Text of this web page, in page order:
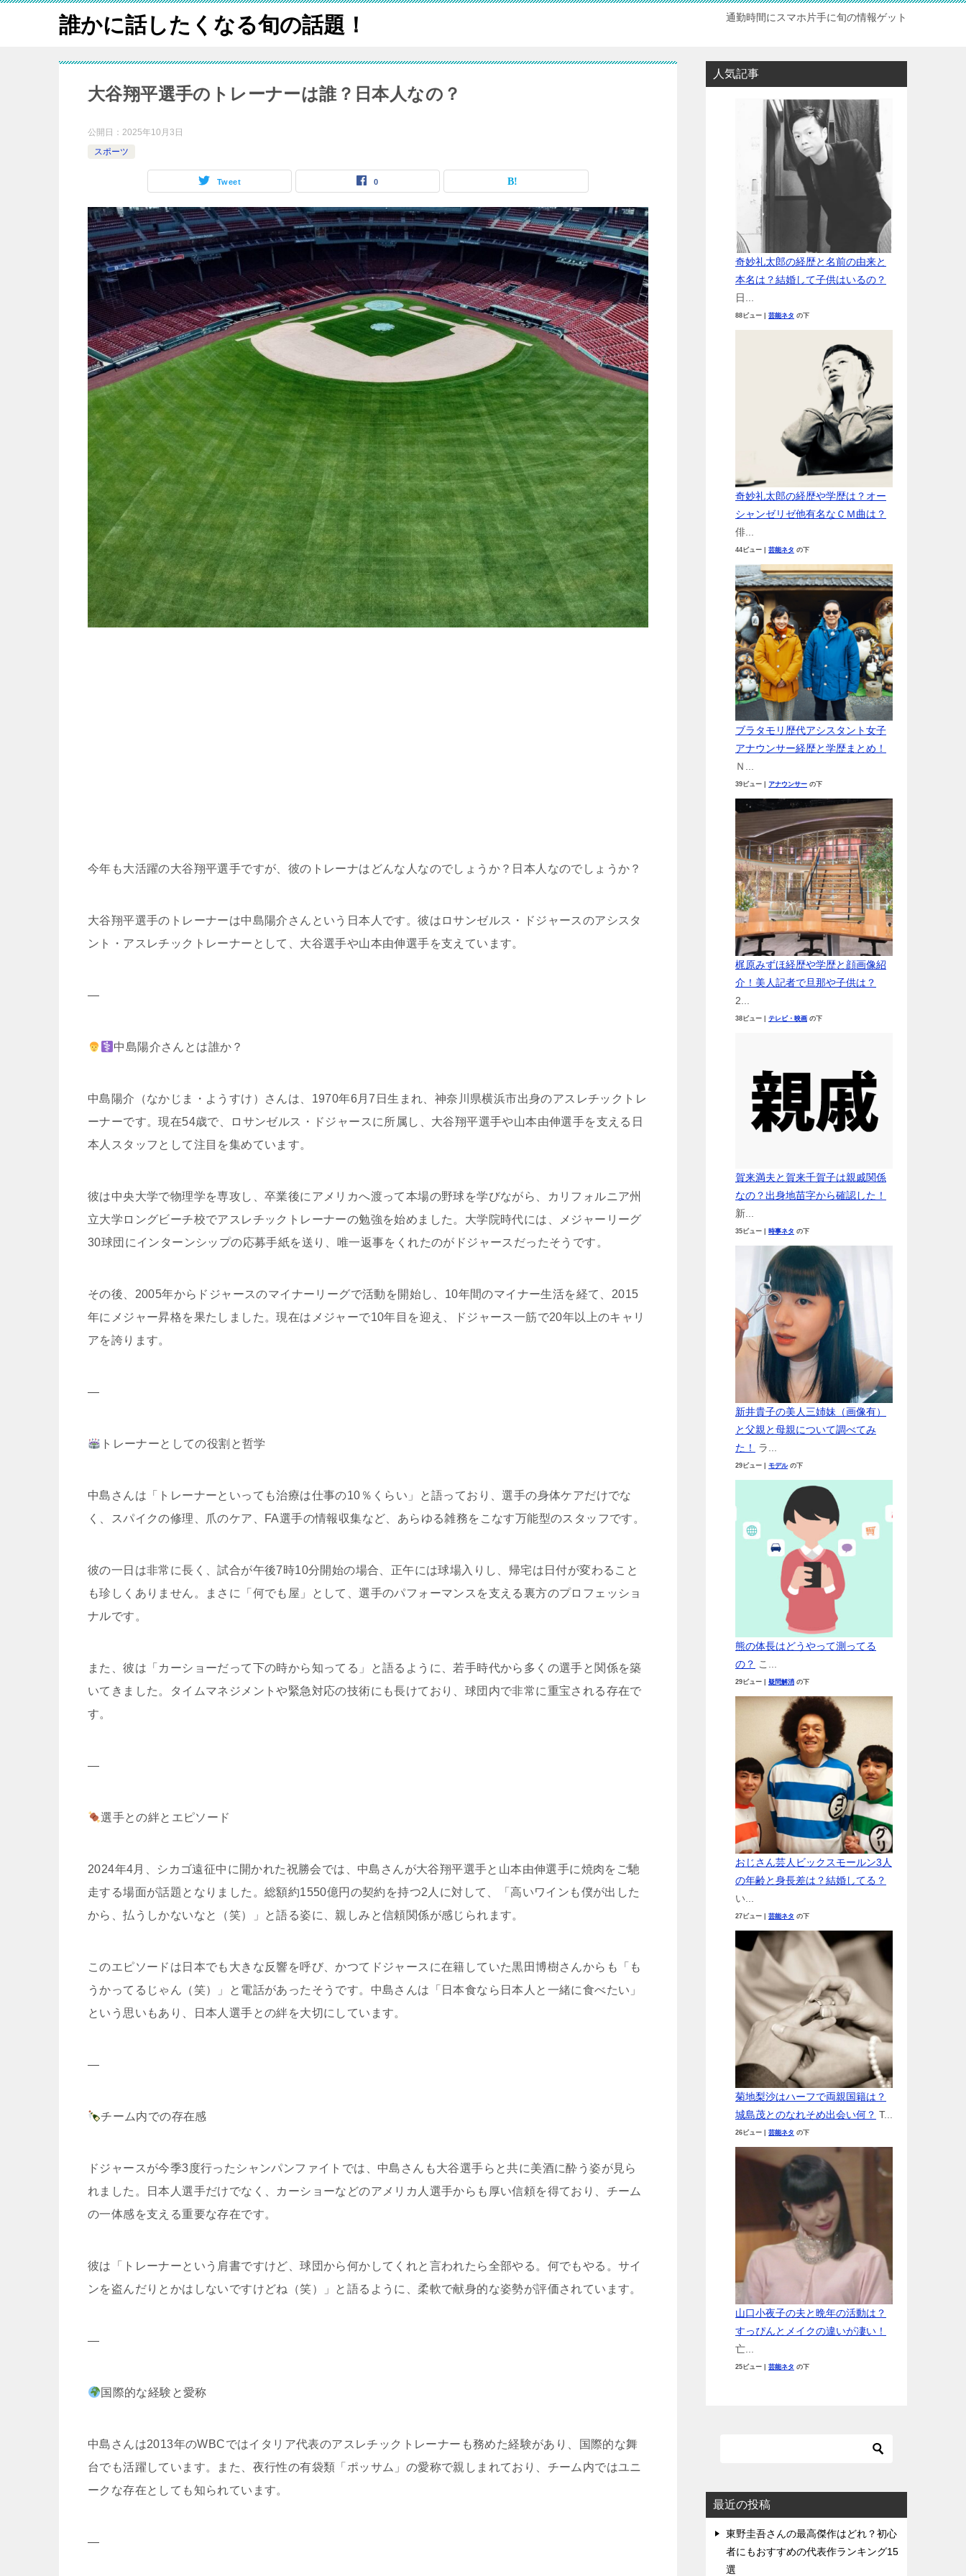
誰かに話したくなる旬の話題！ 通勤時間にスマホ片手に旬の情報ゲット
大谷翔平選手のトレーナーは誰？日本人なの？
公開日： 2025年10月3日
スポーツ
Tweet 0
今年も大活躍の大谷翔平選手ですが、彼のトレーナはどんな人なのでしょうか？日本人なのでしょうか？
大谷翔平選手のトレーナーは中島陽介さんという日本人です。彼はロサンゼルス・ドジャースのアシスタ
ント・アスレチックトレーナーとして、大谷選手や山本由伸選手を支えています。
—
中島陽介さんとは誰か？
中島陽介（なかじま・ようすけ）さんは、1970年6月7日生まれ、神奈川県横浜市出身のアスレチックトレ
ーナーです。現在54歳で、ロサンゼルス・ドジャースに所属し、大谷翔平選手や山本由伸選手を支える日
本人スタッフとして注目を集めています。
彼は中央大学で物理学を専攻し、卒業後にアメリカへ渡って本場の野球を学びながら、カリフォルニア州
立大学ロングビーチ校でアスレチックトレーナーの勉強を始めました。大学院時代には、メジャーリーグ
30球団にインターンシップの応募手紙を送り、唯一返事をくれたのがドジャースだったそうです。
その後、2005年からドジャースのマイナーリーグで活動を開始し、10年間のマイナー生活を経て、2015
年にメジャー昇格を果たしました。現在はメジャーで10年目を迎え、ドジャース一筋で20年以上のキャリ
アを誇ります。
—
トレーナーとしての役割と哲学
中島さんは「トレーナーといっても治療は仕事の10％くらい」と語っており、選手の身体ケアだけでな
く、スパイクの修理、爪のケア、FA選手の情報収集など、あらゆる雑務をこなす万能型のスタッフです。
彼の一日は非常に長く、試合が午後7時10分開始の場合、正午には球場入りし、帰宅は日付が変わること
も珍しくありません。まさに「何でも屋」として、選手のパフォーマンスを支える裏方のプロフェッショ
ナルです。
また、彼は「カーショーだって下の時から知ってる」と語るように、若手時代から多くの選手と関係を築
いてきました。タイムマネジメントや緊急対応の技術にも長けており、球団内で非常に重宝される存在で
す。
—
選手との絆とエピソード
2024年4月、シカゴ遠征中に開かれた祝勝会では、中島さんが大谷翔平選手と山本由伸選手に焼肉をご馳
走する場面が話題となりました。総額約1550億円の契約を持つ2人に対して、「高いワインも僕が出した
から、払うしかないなと（笑）」と語る姿に、親しみと信頼関係が感じられます。
このエピソードは日本でも大きな反響を呼び、かつてドジャースに在籍していた黒田博樹さんからも「も
うかってるじゃん（笑）」と電話があったそうです。中島さんは「日本食なら日本人と一緒に食べたい」
という思いもあり、日本人選手との絆を大切にしています。
—
チーム内での存在感
ドジャースが今季3度行ったシャンパンファイトでは、中島さんも大谷選手らと共に美酒に酔う姿が見ら
れました。日本人選手だけでなく、カーショーなどのアメリカ人選手からも厚い信頼を得ており、チーム
の一体感を支える重要な存在です。
彼は「トレーナーという肩書ですけど、球団から何かしてくれと言われたら全部やる。何でもやる。サイ
ンを盗んだりとかはしないですけどね（笑）」と語るように、柔軟で献身的な姿勢が評価されています。
—
国際的な経験と愛称
中島さんは2013年のWBCではイタリア代表のアスレチックトレーナーも務めた経験があり、国際的な舞
台でも活躍しています。また、夜行性の有袋類「ポッサム」の愛称で親しまれており、チーム内ではユニ
ークな存在としても知られています。
—
人気記事
奇妙礼太郎の経歴と名前の由来と
本名は？結婚して子供はいるの？
日...
88ビュー 芸能ネタ の下
奇妙礼太郎の経歴や学歴は？オー
シャンゼリゼ他有名なＣＭ曲は？
俳...
44ビュー 芸能ネタ の下
ブラタモリ歴代アシスタント女子
アナウンサー経歴と学歴まとめ！
Ｎ...
39ビュー アナウンサー の下
梶原みずほ経歴や学歴と顔画像紹
介！美人記者で旦那や子供は？
2...
38ビュー テレビ・映画 の下
賀来満夫と賀来千賀子は親戚関係
なの？出身地苗字から確認した！
新...
35ビュー 時事ネタ の下
新井貴子の美人三姉妹（画像有）
と父親と母親について調べてみ
た！
ラ...
29ビュー モデルの下
熊の体長はどうやって測ってる
の？ こ...
29ビュー 疑問解消 の下
おじさん芸人ビックスモールン3人
の年齢と身長差は？結婚してる？
い...
27ビュー 芸能ネタ の下
菊地梨沙はハーフで両親国籍は？
城島茂とのなれそめ出会い何？ T...
26ビュー 芸能ネタ の下
山口小夜子の夫と晩年の活動は？
すっぴんとメイクの違いが凄い！
亡...
25ビュー 芸能ネタ の下
最近の投稿
東野圭吾さんの最高傑作はどれ？初心
者にもおすすめの代表作ランキング15
選